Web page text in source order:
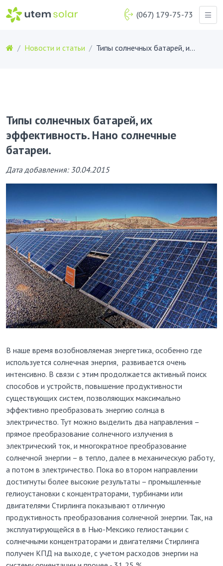
(067) 179-75-73
Новости и статьи Типы солнечных батарей, их эффективность. Нано солнечные батареи.
Типы солнечных батарей, их
эффективность. Нано солнечные
батареи.
Дата добавления: 30.04.2015
В наше время возобновляемая энергетика, особенно где
используется солнечная энергия, развивается очень
интенсивно. В связи с этим продолжается активный поиск
способов и устройств, повышение продуктивности
существующих систем, позволяющих максимально
эффективно преобразовать энергию солнца в
электричество. Тут можно выделить два направления –
прямое преобразование солнечного излучения в
электрический ток, и многократное преобразование
солнечной энергии – в тепло, далее в механическую работу,
а потом в электричество. Пока во втором направлении
достигнуты более высокие результаты – промышленные
гелиоустановки с концентраторами, турбинами или
двигателями Стирлинга показывают отличную
продуктивность преобразования солнечной энергии. Так, на
эксплуатирующейся в в Нью-Мексико гелиостанции с
солнечными концентраторами и двигателями Стирлинга
получен КПД на выходе, с учетом расходов энергии на